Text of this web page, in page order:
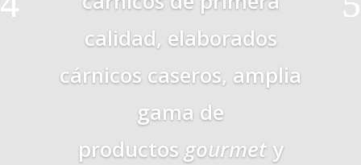
calidad, elaborados
cárnicos caseros, amplia
gama de
productos gourmety